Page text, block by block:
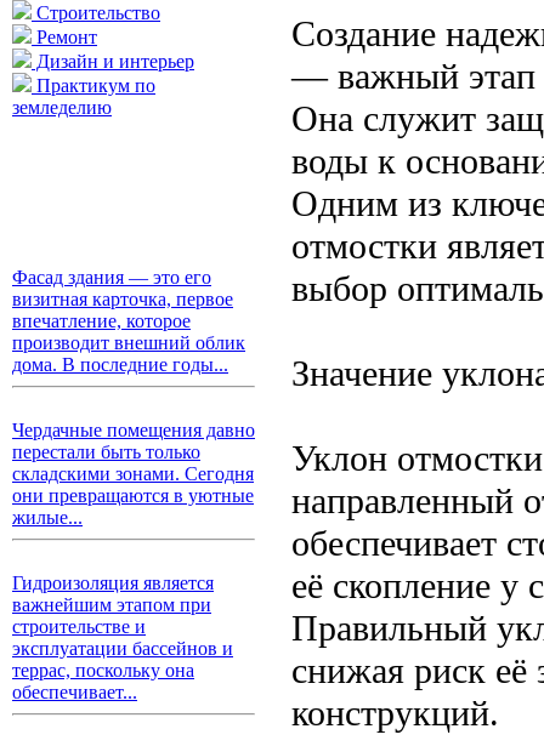
Строительство
Ремонт
Дизайн и интерьер
Практикум по
земледелию
Фасад здания — это его
визитная карточка, первое
впечатление, которое
производит внешний облик
дома. В последние годы...
Чердачные помещения давно
перестали быть только
складскими зонами. Сегодня
они превращаются в уютные
жилые...
Гидроизоляция является
важнейшим этапом при
строительстве и
эксплуатации бассейнов и
террас, поскольку она
обеспечивает...
Создание
— важный этап
Она служит
воды к
Одним из
отмостки
выбор
Значение
Уклон
направленный
обеспечивает
её скопление у
Правильный
снижая риск её
конструкций.